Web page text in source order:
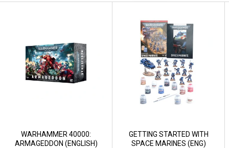
WARHAMMER 40000:
ARMAGEDDON (ENGLISH)
GETTING STARTED WITH
SPACE MARINES (ENG)